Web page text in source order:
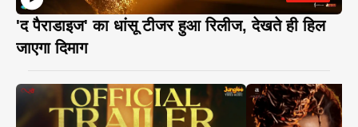
'द पैराडाइज' का धांसू टीजर हुआ रिलीज, देखते ही हिल
जाएगा दिमाग